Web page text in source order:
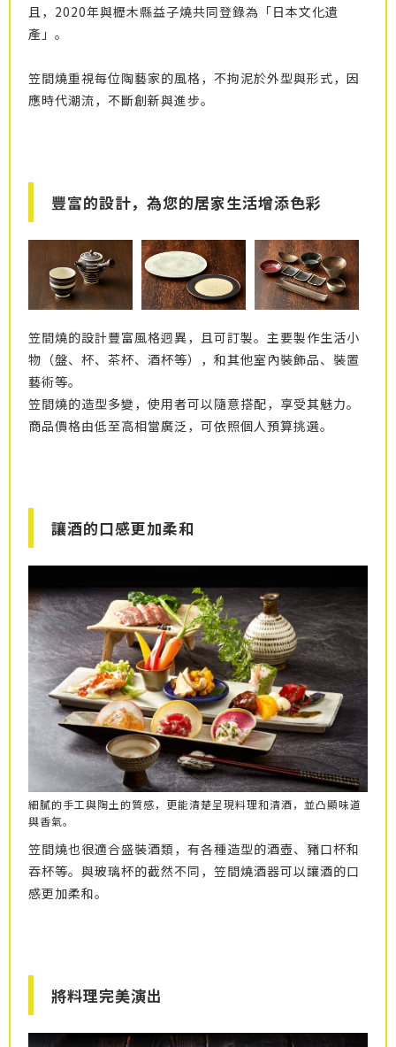
且，2020年與櫪木縣益子燒共同登錄為「日本文化遺
產」。
笠間燒重視每位陶藝家的風格，不拘泥於外型與形式，因
應時代潮流，不斷創新與進步。
豐富的設計，為您的居家生活增添色彩
笠間燒的設計豐富風格迥異，且可訂製。主要製作生活小
物（盤、杯、茶杯、酒杯等），和其他室內裝飾品、裝置
藝術等。
笠間燒的造型多變，使用者可以隨意搭配，享受其魅力。
商品價格由低至高相當廣泛，可依照個人預算挑選。
讓酒的口感更加柔和
細膩的手工與陶土的質感，更能清楚呈現料理和清酒，並凸顯味道
與香氣。
笠間燒也很適合盛裝酒類，有各種造型的酒壺、豬口杯和
吞杯等。與玻璃杯的截然不同，笠間燒酒器可以讓酒的口
感更加柔和。
將料理完美演出